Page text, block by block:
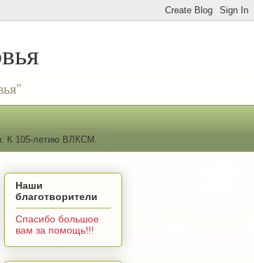
К 105-летию ВЛКСМ.
Наши
благотворители
Спасибо большое
вам за помощь!!!